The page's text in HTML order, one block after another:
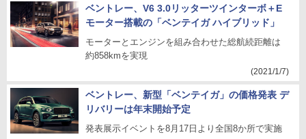
ベントレー、V6 3.0リッターツインターボ＋E
モーター搭載の「ベンテイガ ハイブリッド」
モーターとエンジンを組み合わせた総航続距離は
約858kmを実現
(2021/1/7)
ベントレー、新型「ベンテイガ」の価格発表 デ
リバリーは年末開始予定
発表展示イベントを8月17日より全国8か所で実施